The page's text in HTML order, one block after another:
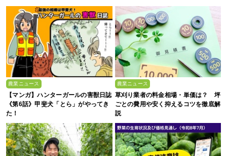
農業ニュース
【マンガ】ハンターガールの害獣日誌
《第6話》甲斐犬「とら」がやってき
た！
農業ニュース
草刈り業者の料金相場・単価は？ 坪
ごとの費用や安く抑えるコツを徹底解
説